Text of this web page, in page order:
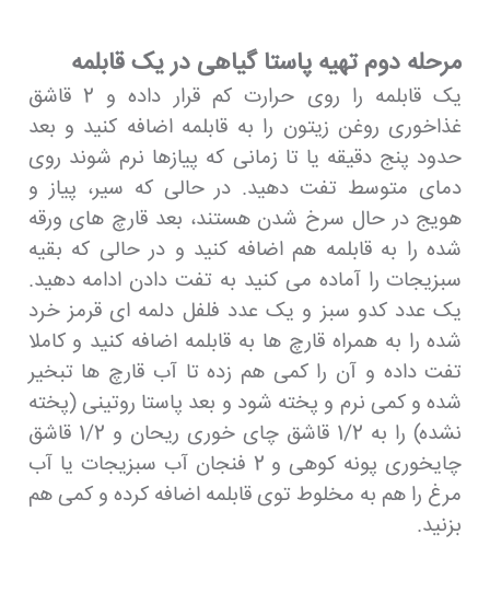
مرحله دوم تهیه پاستا گیاهی در یک قابلمه
یک قابلمه را روی حرارت کم قرار داده و 2 قاشق
غذاخوری روغن زیتون را به قابلمه اضافه کنید و بعد
حدود پنج دقیقه یا تا زمانی که پیازها نرم شوند روی
دمای متوسط ​​تفت دهید. در حالی که سیر، پیاز و
هویج در حال سرخ شدن هستند، بعد قارچ های ورقه
شده را به قابلمه هم اضافه کنید و در حالی که بقیه
سبزیجات را آماده می کنید به تفت دادن ادامه دهید.
یک عدد کدو سبز و یک عدد فلفل دلمه ای قرمز خرد
شده را به همراه قارچ ها به قابلمه اضافه کنید و کاملا
تفت داده و آن را کمی هم زده تا آب قارچ ها تبخیر
شده و کمی نرم و پخته شود و بعد پاستا روتینی (پخته
نشده) را به 1/2 قاشق چای خوری ریحان و 1/2 قاشق
چایخوری پونه کوهی و 2 فنجان آب سبزیجات یا آب
مرغ را هم به مخلوط توی قابلمه اضافه کرده و کمی هم
بزنید.